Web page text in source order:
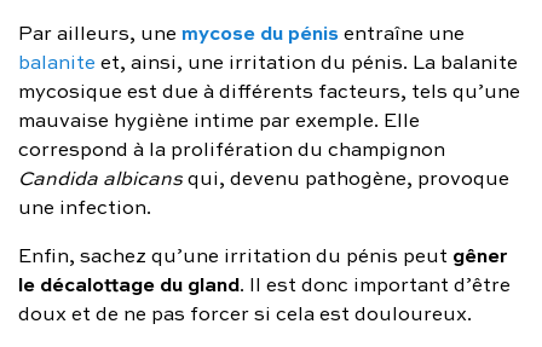
Par ailleurs, une mycose du pénisentraîne une
balanite et, ainsi, une irritation du pénis. La balanite
mycosique est due à différents facteurs, tels qu’une
mauvaise hygiène intime par exemple. Elle
correspond à la prolifération du champignon
Candida albicansqui, devenu pathogène, provoque
une infection.
Enfin, sachez qu’une irritation du pénis peut gêner
le décalottage du gland. Il est donc important d’être
doux et de ne pas forcer si cela est douloureux.